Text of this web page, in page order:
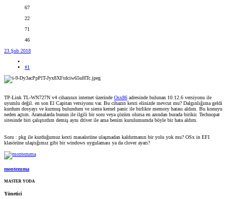
67
22
71
46
23 Şub 2018
#1
TP-Link TL-WN727N v4 cihazının internet üzerinde Osx86 adresinde bulunan 10.12.6 versiyonu ile
uyumlu değil. en son El Capitan versiyonu var. Bu cihazın kexti elinizde mevcut mu? Dalgınlığıma geldi
kurdum dosyayı ve kurmuş bulundum ve sierra kernel panic ile birlikte memory hatası aldım. Bu konuyu
neden açtım. Aramalarda bunun ile ilgili bir soru veya çözüm olursa en azından burada birikir. Technopat
sitesinde biri çalıştırdım demiş aynı driver ile ama benim kurulumumda böyle bir hata aldım.
Soru : pkg ile kurduğumuz kexti masaüstüne ulaşmadan kaldırmanın bir yolu yok mu? OSx in EFI
klasörüne ulaştığımız gibi bir windows uygulaması ya da clover ayarı?
montezuma
MASTER YODA
Yönetici